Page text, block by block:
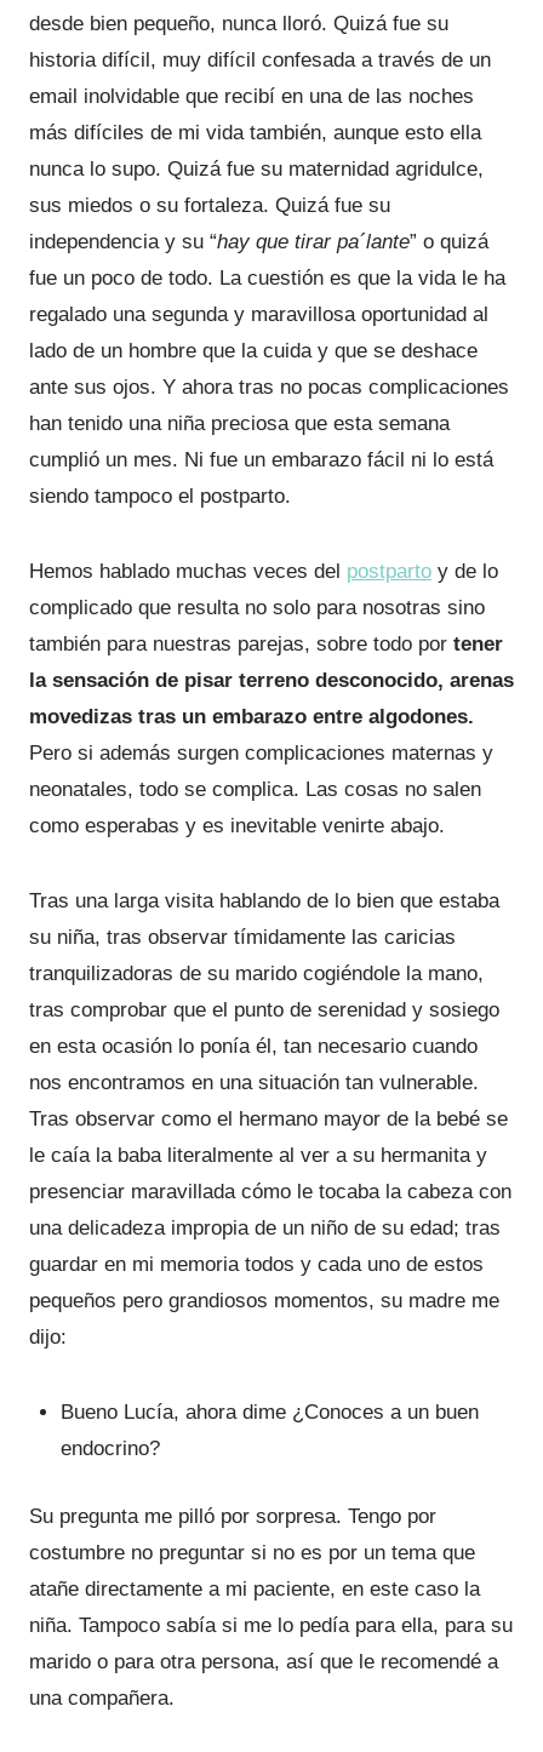
desde bien pequeño, nunca lloró. Quizá fue su
historia difícil, muy difícil confesada a través de un
email inolvidable que recibí en una de las noches
más difíciles de mi vida también, aunque esto ella
nunca lo supo. Quizá fue su maternidad agridulce,
sus miedos o su fortaleza. Quizá fue su
independencia y su “hay que tirar pa´lante” o quizá
fue un poco de todo. La cuestión es que la vida le ha
regalado una segunda y maravillosa oportunidad al
lado de un hombre que la cuida y que se deshace
ante sus ojos. Y ahora tras no pocas complicaciones
han tenido una niña preciosa que esta semana
cumplió un mes. Ni fue un embarazo fácil ni lo está
siendo tampoco el postparto.
Hemos hablado muchas veces del postparto y de lo
complicado que resulta no solo para nosotras sino
también para nuestras parejas, sobre todo por tener
la sensación de pisar terreno desconocido, arenas
movedizas tras un embarazo entre algodones.
Pero si además surgen complicaciones maternas y
neonatales, todo se complica. Las cosas no salen
como esperabas y es inevitable venirte abajo.
Tras una larga visita hablando de lo bien que estaba
su niña, tras observar tímidamente las caricias
tranquilizadoras de su marido cogiéndole la mano,
tras comprobar que el punto de serenidad y sosiego
en esta ocasión lo ponía él, tan necesario cuando
nos encontramos en una situación tan vulnerable.
Tras observar como el hermano mayor de la bebé se
le caía la baba literalmente al ver a su hermanita y
presenciar maravillada cómo le tocaba la cabeza con
una delicadeza impropia de un niño de su edad; tras
guardar en mi memoria todos y cada uno de estos
pequeños pero grandiosos momentos, su madre me
dijo:
Bueno Lucía, ahora dime ¿Conoces a un buen
endocrino?
Su pregunta me pilló por sorpresa. Tengo por
costumbre no preguntar si no es por un tema que
atañe directamente a mi paciente, en este caso la
niña. Tampoco sabía si me lo pedía para ella, para su
marido o para otra persona, así que le recomendé a
una compañera.